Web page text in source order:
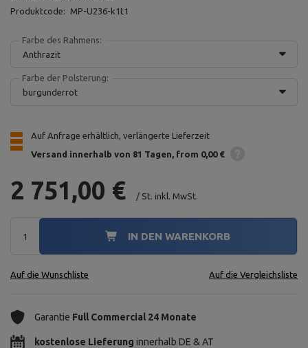
Produktcode:
MP-U236-k1t1
Farbe des Rahmens:
Anthrazit
Farbe der Polsterung:
burgunderrot
Auf Anfrage erhältlich, verlängerte Lieferzeit
Versand innerhalb von 81 Tagen from 0,00 €
2 751,00 € / St. inkl. MwSt.
IN DEN WARENKORB
Auf die Wunschliste Auf die Vergleichsliste
Garantie Full Commercial 24 Monate
kostenlose Lieferung innerhalb DE & AT